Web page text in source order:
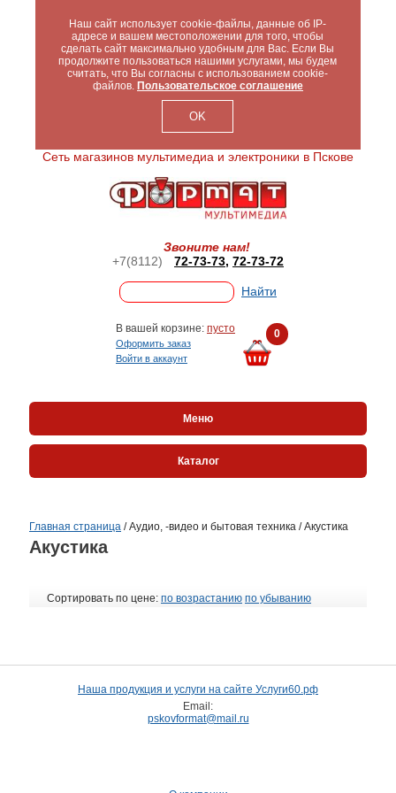
Наш сайт использует cookie-файлы, данные об IP-
адресе и вашем местоположении для того, чтобы
сделать сайт максимально удобным для Вас. Если Вы
продолжите пользоваться нашими услугами, мы будем
считать, что Вы согласны с использованием cookie-
файлов. Пользовательское соглашение
OK
Сеть магазинов мультимедиа и электроники в Пскове
Звоните нам!
+7(8112)
72-73-73, 72-73-72
В вашей корзине: пусто
Оформить заказ
Войти в аккаунт
0
Меню
Каталог
Главная страница /Аудио, -видео и бытовая техника /Акустика
Акустика
Сортировать по цене: по возрастанию по убыванию
Наша продукция и услуги на сайте Услуги60.рф
Email:
pskovformat@mail.ru